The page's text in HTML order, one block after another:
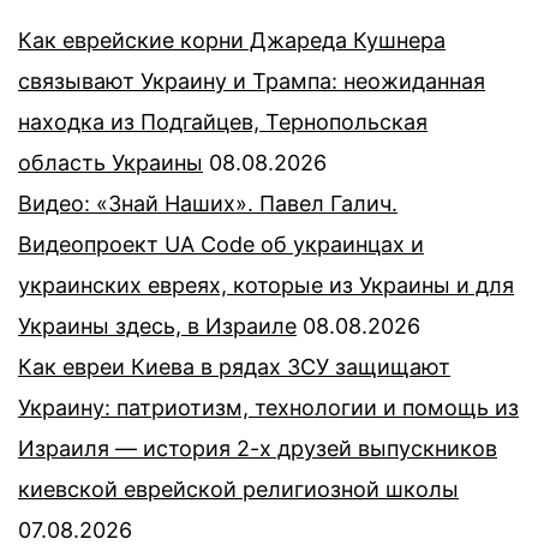
Как еврейские корни Джареда Кушнера
связывают Украину и Трампа: неожиданная
находка из Подгайцев, Тернопольская
область Украины 08.08.2026
Видео: «Знай Наших». Павел Галич.
Видеопроект UA Code об украинцах и
украинских евреях, которые из Украины и для
Украины здесь, в Израиле 08.08.2026
Как евреи Киева в рядах ЗСУ защищают
Украину: патриотизм, технологии и помощь из
Израиля — история 2-х друзей выпускников
киевской еврейской религиозной школы
07.08.2026